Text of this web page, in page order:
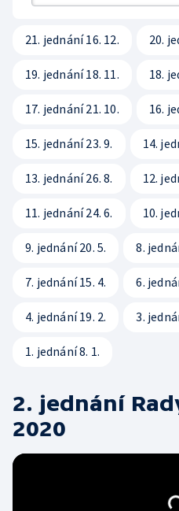
Etický panel
Statut ČT
Kodex ČT
ČT podporuje
Přístupnost
Vliv vysílání na děti
Hudební banky
Bezpečnostní pravidla pro
21. jednání 16. 12. 20.
19. jednání 18. 11. 18.
17. jednání 21. 10. 16.
15. jednání 23. 9. 14.
13. jednání 26. 8. 12.
11. jednání 24. 6. 10.
9. jednání 20. 5. 8.
7. jednání 15. 4. 6.
4. jednání 19. 2. 3.
1. jednání 8. 1.
2. jednání
2020